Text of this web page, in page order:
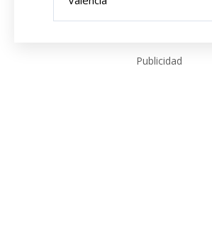
Publicidad